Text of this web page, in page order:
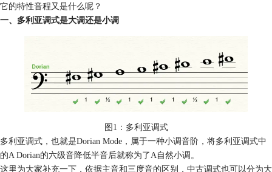
它的特性音程又是什么呢？
一、多利亚调式是大调还是小调
图1：多利亚调式
多利亚调式，也就是Dorian Mode，属于一种小调音阶，将多利亚调式中
的A Dorian的六级音降低半音后就称为了A自然小调。
这里为大家补充一下，依据主音和三度音的区别，中古调式也可以分为大